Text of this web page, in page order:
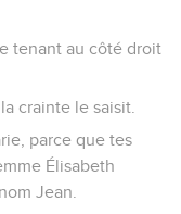
tenant au côté droit
crainte le saisit.
parce que tes
Élisabeth
Jean.